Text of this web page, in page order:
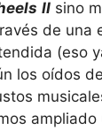
II sino
de una
(eso
los oídos